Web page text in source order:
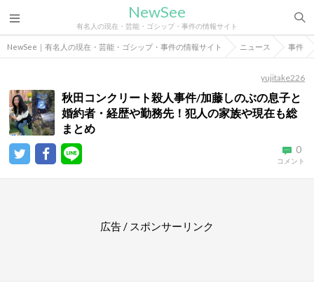
NewSee
有名人の現在・芸能・ゴシップ・事件の情報サイト
NewSee｜有名人の現在・芸能・ゴシップ・事件の情報サイト ニュース 事件
yujitake226
秋田コンクリート殺人事件/加藤しのぶの息子と
婚約者・経歴や勤務先！犯人の家族や現在も総
まとめ
0
コメント
広告 / スポンサーリンク